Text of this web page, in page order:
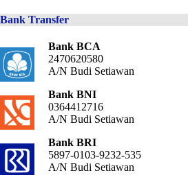
Bank Transfer
Bank BCA
2470620580
A/N Budi Setiawan
Bank BNI
0364412716
A/N Budi Setiawan
Bank BRI
5897-0103-9232-535
A/N Budi Setiawan